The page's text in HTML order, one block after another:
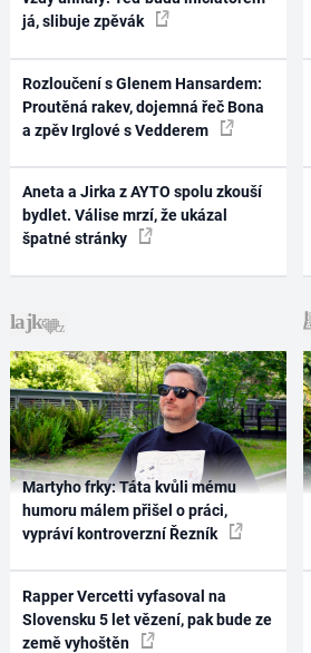
já, slibuje zpěvák
Rozloučení s Glenem Hansardem:
Proutěná rakev, dojemná řeč Bona
a zpěv Irglové s Vedderem
Aneta a Jirka z AYTO spolu zkouší
bydlet. Válise mrzí, že ukázal
špatné stránky
Martyho frky: Táta kvůli mému
humoru málem přišel o práci,
vypráví kontroverzní Řezník
Rapper Vercetti vyfasoval na
Slovensku 5 let vězení, pak bude ze
země vyhoštěn